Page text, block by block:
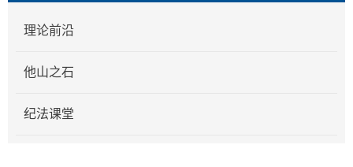
理论前沿
他山之石
纪法课堂